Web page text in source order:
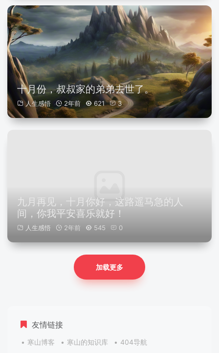
十月份，叔叔家的弟弟去世了。
人生感悟 2年前 621 3
九月再见，十月你好，这路遥马急的人
间，你我平安喜乐就好！
人生感悟 2年前 545 0
加载更多
友情链接
寒山博客 寒山的知识库
404导航